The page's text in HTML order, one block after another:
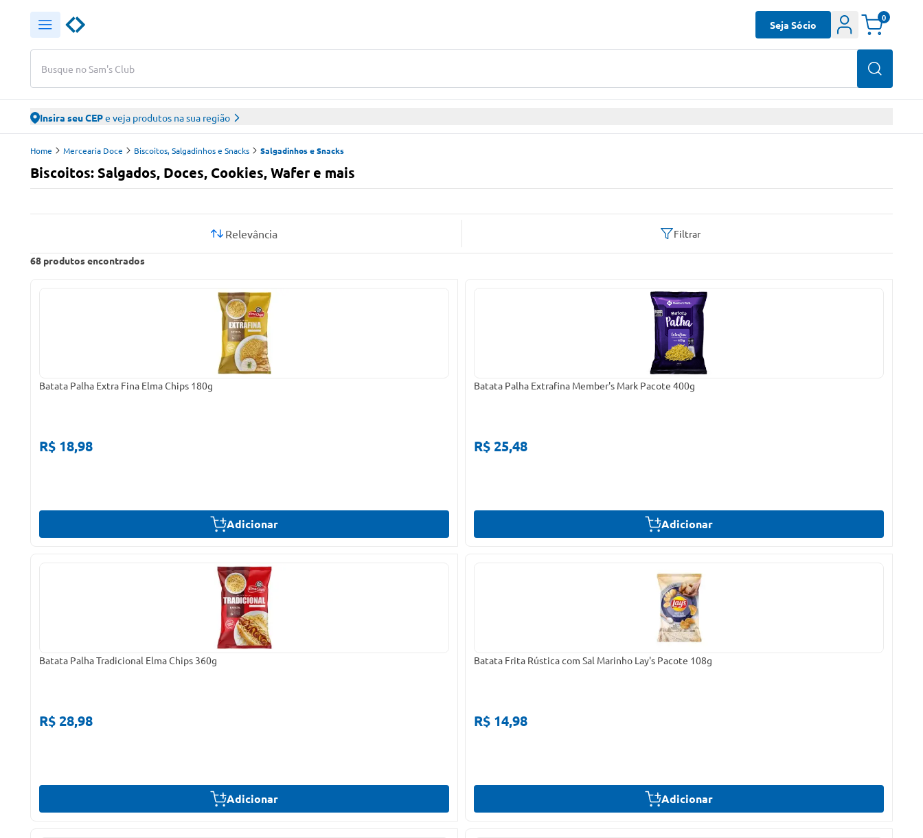
Busque no Sam's Club
Seja Sócio
0
Insira seu CEPe veja produtos na sua região
Home Mercearia Doce Biscoitos, Salgadinhos e Snacks Salgadinhos e Snacks
Biscoitos: Salgados, Doces, Cookies, Wafer e mais
68 produtos encontrados
Relevância Filtrar
Batata Palha Extra Fina Elma Chips 180g
R$ 18,98
Adicionar
Batata Palha Extrafina Member's Mark Pacote 400g
R$ 25,48
Adicionar
Batata Palha Tradicional Elma Chips 360g
R$ 28,98
Adicionar
Batata Frita Rústica com Sal Marinho Lay's Pacote 108g
R$ 14,98
Adicionar